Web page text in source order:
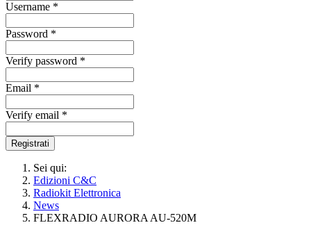
Username *
Password *
Verify password *
Email *
Verify email *
Registrati
Sei qui:
Edizioni C&C
Radiokit Elettronica
News
FLEXRADIO AURORA AU-520M